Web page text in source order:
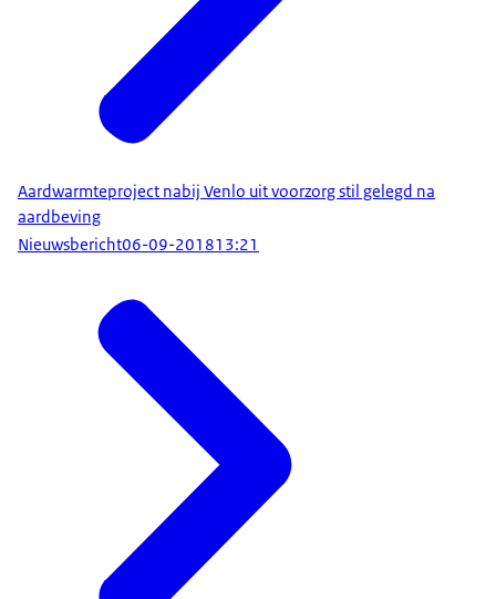
Aardwarmteproject nabij Venlo uit voorzorg stil gelegd na
aardbeving
Nieuwsbericht06-09-201813:21